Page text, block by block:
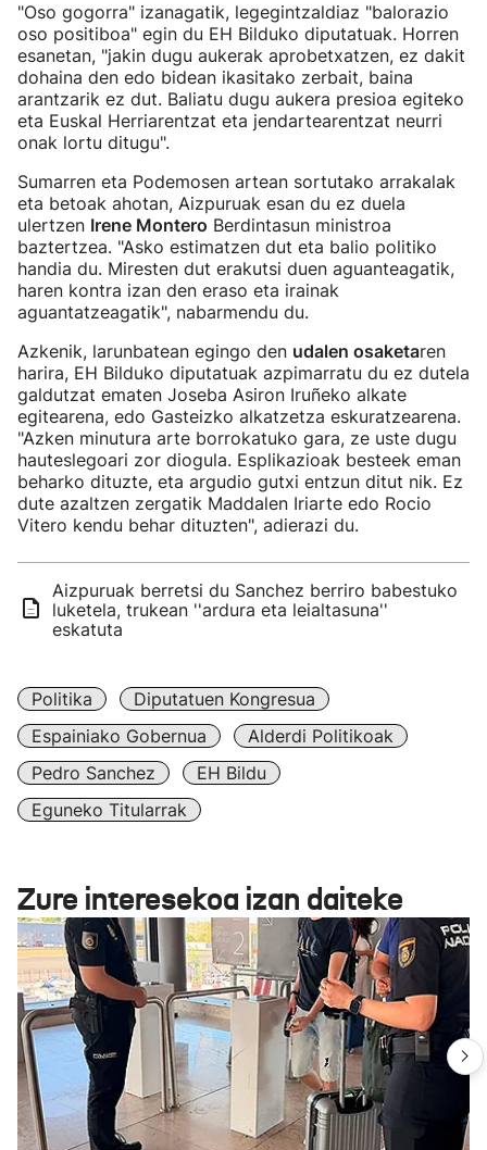
"Oso gogorra" izanagatik, legegintzaldiaz "balorazio
oso positiboa" egin du EH Bilduko diputatuak. Horren
esanetan, "jakin dugu aukerak aprobetxatzen, ez dakit
dohaina den edo bidean ikasitako zerbait, baina
arantzarik ez dut. Baliatu dugu aukera presioa egiteko
eta Euskal Herriarentzat eta jendartearentzat neurri
onak lortu ditugu".
Sumarren eta Podemosen artean sortutako arrakalak
eta betoak ahotan, Aizpuruak esan du ez duela
ulertzen Irene Montero Berdintasun ministroa
baztertzea. "Asko estimatzen dut eta balio politiko
handia du. Miresten dut erakutsi duen aguanteagatik,
haren kontra izan den eraso eta irainak
aguantatzeagatik", nabarmendu du.
Azkenik, larunbatean egingo den udalen osaketaren
harira, EH Bilduko diputatuak azpimarratu du ez dutela
galdutzat ematen Joseba Asiron Iruñeko alkate
egitearena, edo Gasteizko alkatzetza eskuratzearena.
"Azken minutura arte borrokatuko gara, ze uste dugu
hauteslegoari zor diogula. Esplikazioak besteek eman
beharko dituzte, eta argudio gutxi entzun ditut nik. Ez
dute azaltzen zergatik Maddalen Iriarte edo Rocio
Vitero kendu behar dituzten", adierazi du.
Aizpuruak berretsi du Sanchez berriro babestuko
luketela, trukean ''ardura eta leialtasuna''
eskatuta
Politika
Diputatuen Kongresua
Espainiako Gobernua
Alderdi Politikoak
Pedro Sanchez
EH Bildu
Eguneko Titularrak
Zure interesekoa izan daiteke